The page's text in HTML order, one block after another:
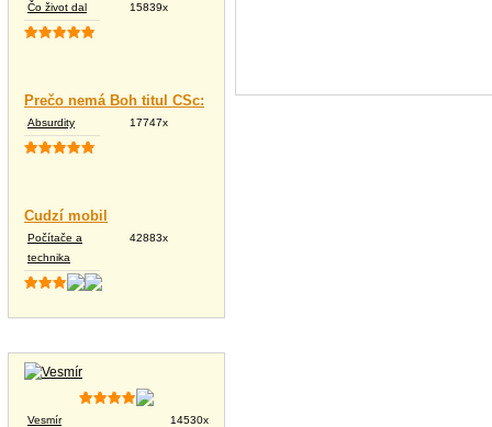
Čo život dal 15839x
Prečo nemá Boh titul CSc:
Absurdity 17747x
Cudzí mobil
Počítače a
technika
42883x
Vesmír 14530x